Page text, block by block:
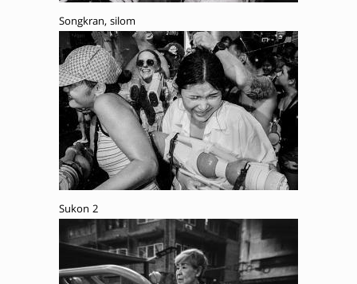
Songkran, silom
Sukon 2